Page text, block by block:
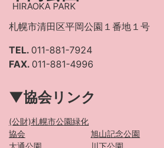
HIRAOKA PARK
札幌市清田区平岡公園１番地１号
TEL. 011-881-7924
FAX. 011-881-4996
▼協会リンク
(公財)札幌市公園緑化
協会
旭山記念公園